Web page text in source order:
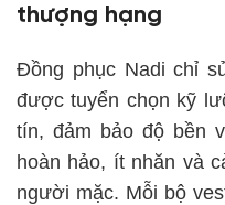
thượng hạng
Đồng phục Nadi chỉ
được tuyển chọn kỹ
tín, đảm bảo độ bền
hoàn hảo, ít nhăn và
người mặc. Mỗi bộ